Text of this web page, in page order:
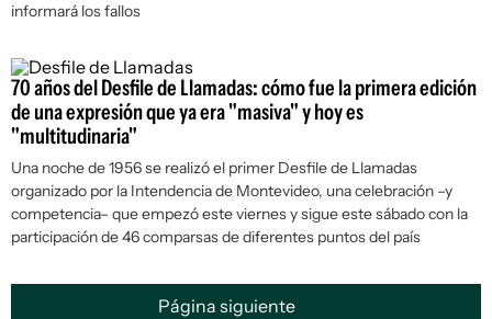
informará los fallos
70 años del Desfile de Llamadas: cómo fue la primera edición
de una expresión que ya era "masiva" y hoy es
"multitudinaria"
Una noche de 1956 se realizó el primer Desfile de Llamadas
organizado por la Intendencia de Montevideo, una celebración –y
competencia– que empezó este viernes y sigue este sábado con la
participación de 46 comparsas de diferentes puntos del país
Página siguiente